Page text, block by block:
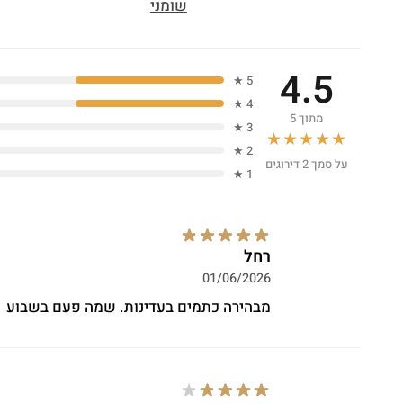
שומני
4.5
מתוך 5
★★★★★
על סמך 2 דירוגים
5 ★
4 ★
3 ★
2 ★
1 ★
רחל
01/06/2026
מבהירה כתמים בעדינות. שמה פעם בשבוע